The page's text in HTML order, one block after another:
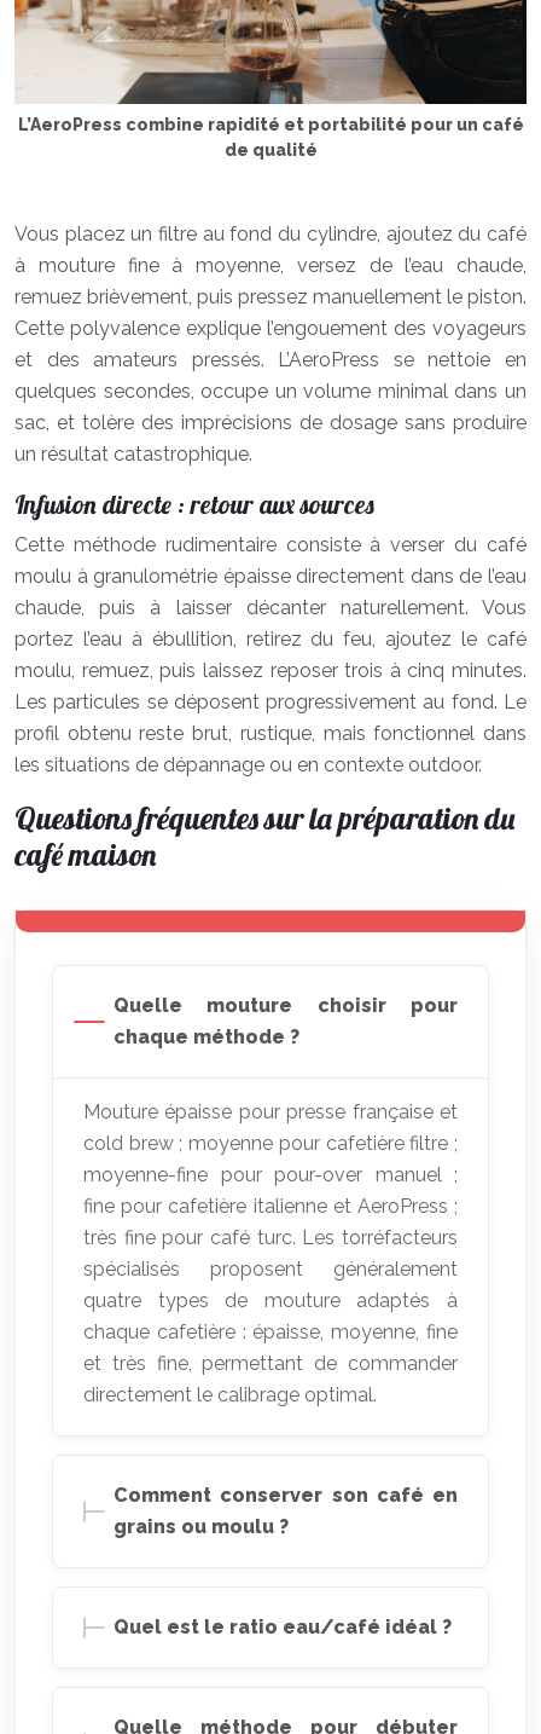
L’AeroPress combine rapidité et portabilité pour un café
de qualité
Vous placez un filtre au fond du cylindre, ajoutez du café
à mouture fine à moyenne, versez de l’eau chaude,
remuez brièvement, puis pressez manuellement le piston.
Cette polyvalence explique l’engouement des voyageurs
et des amateurs pressés. L’AeroPress se nettoie en
quelques secondes, occupe un volume minimal dans un
sac, et tolère des imprécisions de dosage sans produire
un résultat catastrophique.
Infusion directe : retour aux sources
Cette méthode rudimentaire consiste à verser du café
moulu à granulométrie épaisse directement dans de l’eau
chaude, puis à laisser décanter naturellement. Vous
portez l’eau à ébullition, retirez du feu, ajoutez le café
moulu, remuez, puis laissez reposer trois à cinq minutes.
Les particules se déposent progressivement au fond. Le
profil obtenu reste brut, rustique, mais fonctionnel dans
les situations de dépannage ou en contexte outdoor.
Questions fréquentes sur la préparation du
café maison
Quelle mouture choisir pour
chaque méthode ?
Mouture épaisse pour presse française et
cold brew ; moyenne pour cafetière filtre ;
moyenne-fine pour pour-over manuel ;
fine pour cafetière italienne et AeroPress ;
très fine pour café turc. Les torréfacteurs
spécialisés proposent généralement
quatre types de mouture adaptés à
chaque cafetière : épaisse, moyenne, fine
et très fine, permettant de commander
directement le calibrage optimal.
Comment conserver son café en
grains ou moulu ?
Quel est le ratio eau/café idéal ?
Quelle méthode pour débuter